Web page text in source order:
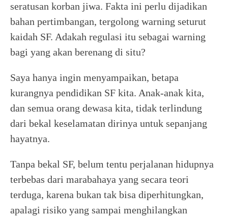
seratusan korban jiwa. Fakta ini perlu dijadikan
bahan pertimbangan, tergolong warning seturut
kaidah SF. Adakah regulasi itu sebagai warning
bagi yang akan berenang di situ?
Saya hanya ingin menyampaikan, betapa
kurangnya pendidikan SF kita. Anak-anak kita,
dan semua orang dewasa kita, tidak terlindung
dari bekal keselamatan dirinya untuk sepanjang
hayatnya.
Tanpa bekal SF, belum tentu perjalanan hidupnya
terbebas dari marabahaya yang secara teori
terduga, karena bukan tak bisa diperhitungkan,
apalagi risiko yang sampai menghilangkan